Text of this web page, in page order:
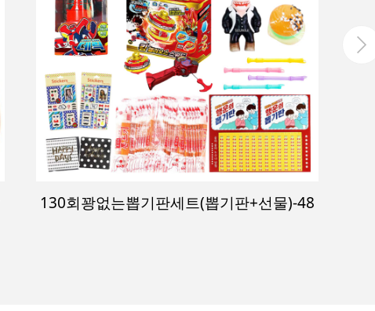
130회꽝없는뽑기판세트(뽑기판+선물)-48